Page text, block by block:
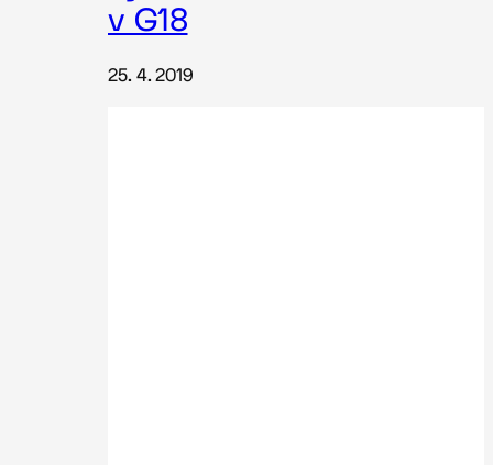
v G18
25. 4. 2019